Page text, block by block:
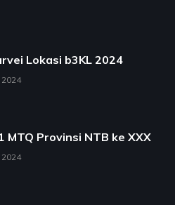
Lokasi b3KL 2024
MTQ Provinsi NTB ke XXX